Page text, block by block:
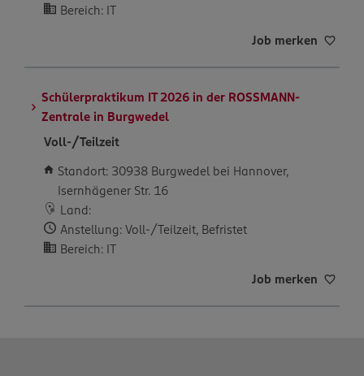
Bereich: IT
Job merken
Schülerpraktikum IT 2026 in der ROSSMANN-
Zentrale in Burgwedel
Voll-/Teilzeit
Standort: 30938 Burgwedel bei Hannover,
Isernhägener Str. 16
Land:
Anstellung: Voll-/Teilzeit, Befristet
Bereich: IT
Job merken